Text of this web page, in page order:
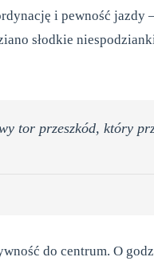
i pewność jazdy
słodkie
tor przeszkód, który
do centrum. O